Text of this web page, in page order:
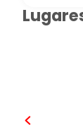
Beijing